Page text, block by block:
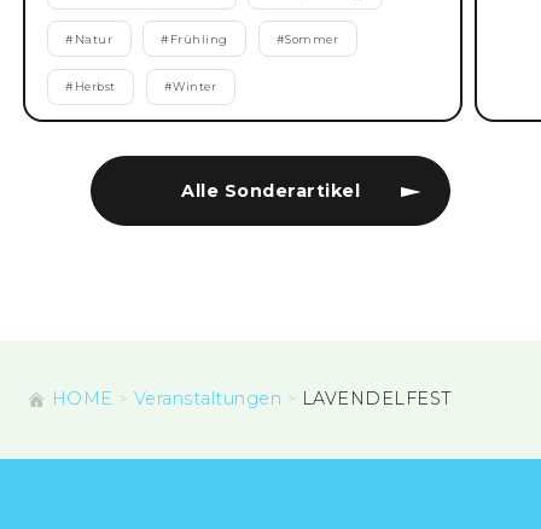
Alle Sonderartikel
# Natur # Frühling #Sommer
# Herbst #Winter
HOME Veranstaltungen LAVENDELFEST